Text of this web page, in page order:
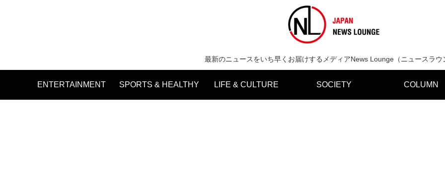
最新のニュースをいち早くお届けするメディアNews Lounge（ニュースラウ
ENTERTAINMENT SPORTS & HEALTHY LIFE & CULTURE SOCIETY COLUMN